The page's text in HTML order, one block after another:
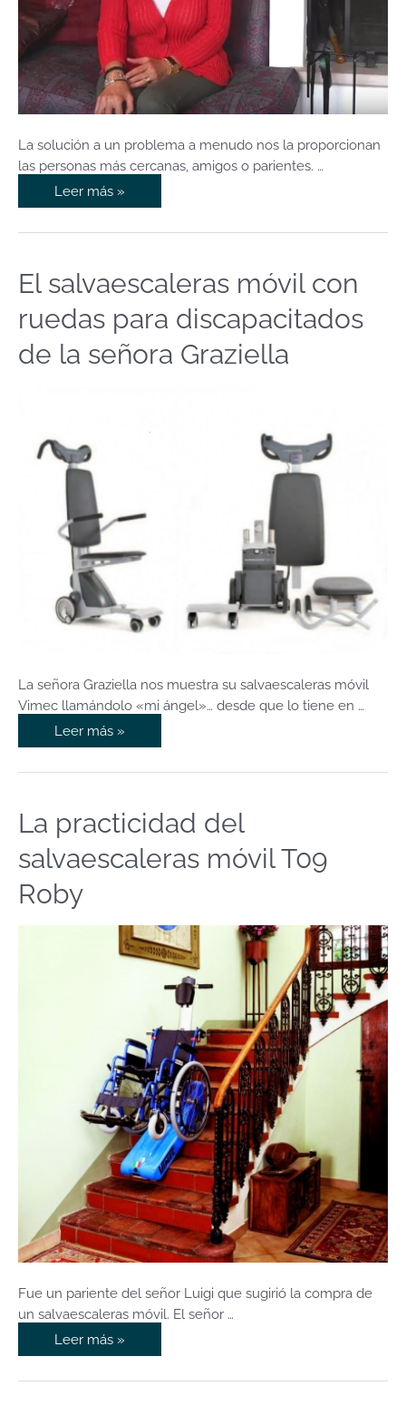
La solución a un problema a menudo nos la proporcionan
las personas más cercanas, amigos o parientes. …
Leer más »
El salvaescaleras móvil con
ruedas para discapacitados
de la señora Graziella
La señora Graziella nos muestra su salvaescaleras móvil
Vimec llamándolo «mi ángel»… desde que lo tiene en …
El
salvaescaleras
móvil
ruedas
la
señora
Graziella
Leer más »
La practicidad del
salvaescaleras móvil T09
Roby
Fue un pariente del señor Luigi que sugirió la compra de
un salvaescaleras móvil. El señor …
La
practicidad
del
móvil
Leer más »